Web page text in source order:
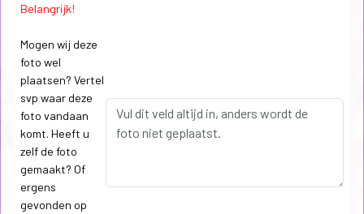
Belangrijk!
Mogen wij deze
foto wel
plaatsen? Vertel
svp waar deze
foto vandaan
komt. Heeft u
zelf de foto
gemaakt? Of
ergens
gevonden op